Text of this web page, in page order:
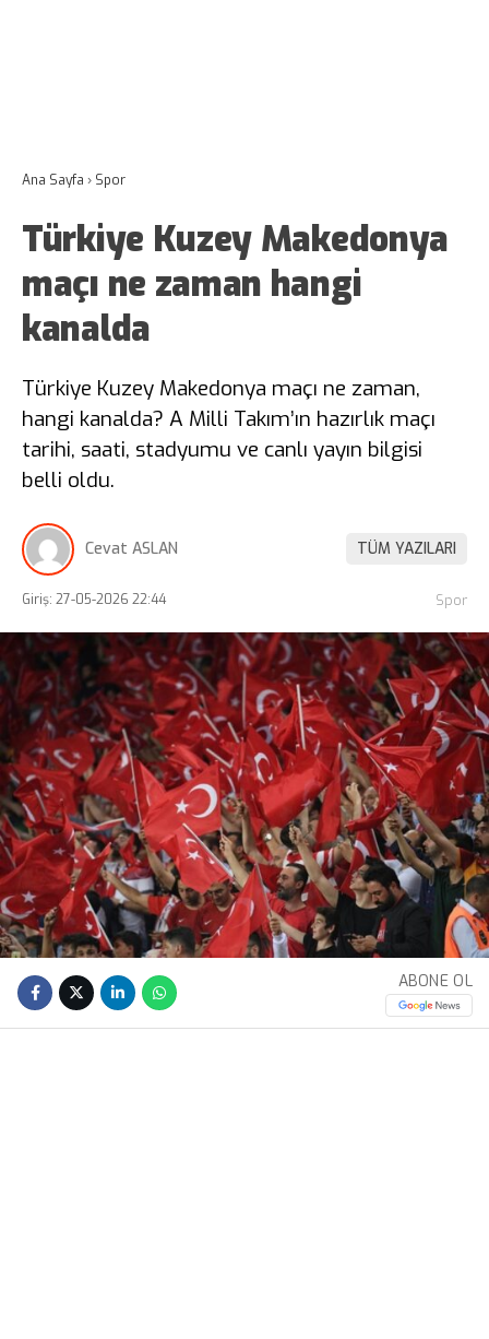
Ana Sayfa › Spor
Türkiye Kuzey Makedonya
maçı ne zaman hangi
kanalda
Türkiye Kuzey Makedonya maçı ne zaman,
hangi kanalda? A Milli Takım’ın hazırlık maçı
tarihi, saati, stadyumu ve canlı yayın bilgisi
belli oldu.
Cevat ASLAN TÜM YAZILARI
Giriş: 27-05-2026 22:44 Spor
ABONE OL